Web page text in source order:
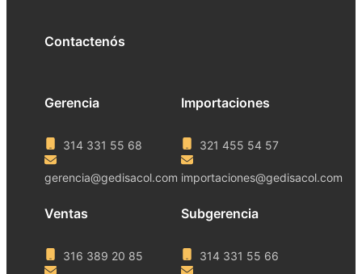
Contactenós
Gerencia
314 331 55 68
gerencia@gedisacol.com
Importaciones
321 455 54 57
importaciones@gedisacol.com
Ventas
316 389 20 85
Subgerencia
314 331 55 66